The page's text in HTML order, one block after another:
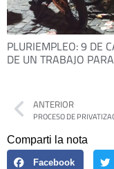
PLURIEMPLEO: 9 DE
DE UN TRABAJO
ANTERIOR
Comparti la nota
Facebook